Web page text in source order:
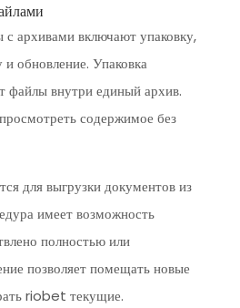
архивами включают упаковку,
и обновление. Упаковка
файлы внутри единый архив.
содержимое без
для выгрузки документов из
имеет возможность
полностью или
позволяет помещать новые
riobet текущие.